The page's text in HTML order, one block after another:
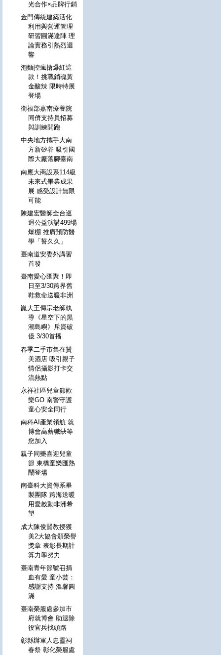
光合作×品牌行銷
金門傳統建築活化
利用與營運管理
研習圓滿達陣 理
論實務引熱烈迴
響
泡麵控瘋搶爆紅這
款！挑戰銷魂黃
金酸辣 限時特展
登場
衛福部嘉南療養院
同儕支持員招募
與訓練開跑
中央地方攜手大南
方新矽谷 吸引國
際大廠落腳臺南
南應大商設系114級
未來式畢業成果
展 感受設計無限
可能
陳建宏醫師全台巡
迴公益演講499場
爆棚 推廣預防醫
學「誓久久」
臺南道安委外講習
首發
臺南愛心匯聚！即
日至3/30跨界舊
鞋救命送暖非洲
崑大王傳宗老師執
導《星空下的黑
潮島嶼》斥資破
億 3/30首播
春季二手市集在贊
美酒店 吸引親子
情侶攝影打卡交
流熱點
永祥社區兒童節歡
樂GO 南警守護
童心安全同行
南科AI產業領航 就
博會高薪職缺等
您加入
親子同樂喜迎兒童
節 東橋童樂匯熱
鬧登場
南臺科大資傳系畢
製團隊 跨海送暖
用愛啟動非洲希
望
成大陳俊賢教授獲
美2大協會頒榮譽
獎章 表彰長期計
算力學努力
臺南青年節號召捐
血有愛 童小芸：
感謝支持 溫馨圓
滿
臺南榮服處參加市
府就博會 助退除
役官兵找頭路
彰縣辦軍人忠靈祠
春祭 彰化榮服處